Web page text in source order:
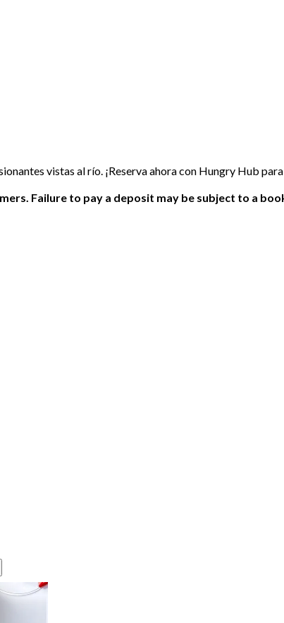
vistas al río. ¡Reserva ahora con Hungry Hub
Failure to pay a deposit may be subject to a